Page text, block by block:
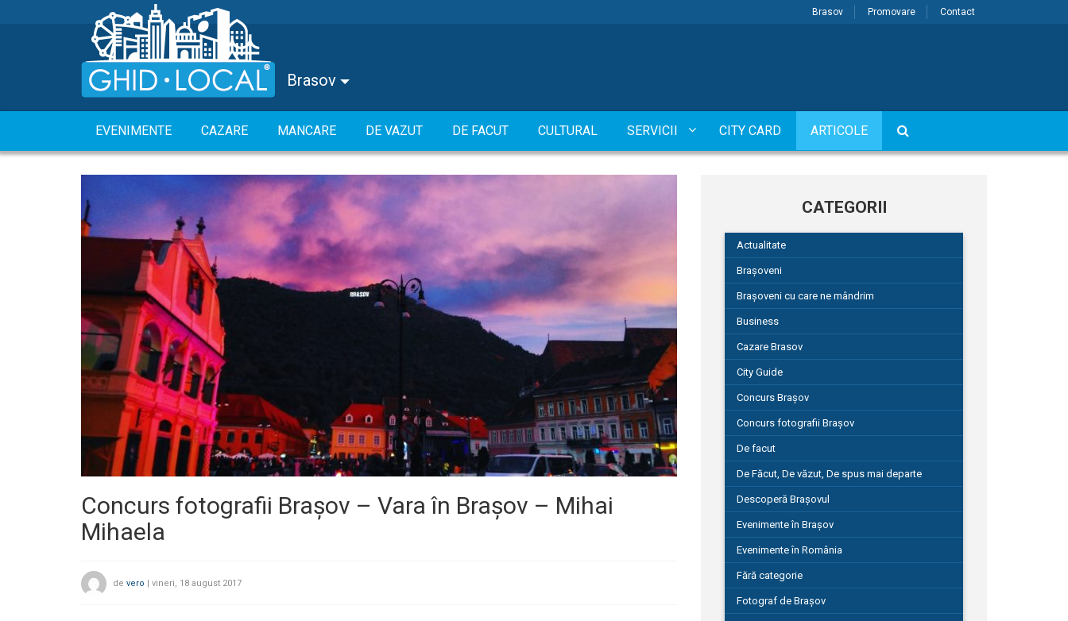
Brasov Promovare Contact
Brasov
EVENIMENTE CAZARE MANCARE DE VAZUT DE FACUT CULTURAL SERVICII CITY CARD ARTICOLE
Concurs fotografii Brașov – Vara în Brașov – Mihai
Mihaela
de vero | vineri, 18 august 2017
CATEGORII
Actualitate
Brașoveni
Brașoveni cu care ne mândrim
Business
Cazare Brasov
City Guide
Concurs Brașov
Concurs fotografii Brașov
De facut
De Făcut, De văzut, De spus mai departe
Descoperă Brașovul
Evenimente în Brașov
Evenimente în România
Fără categorie
Fotograf de Brașov